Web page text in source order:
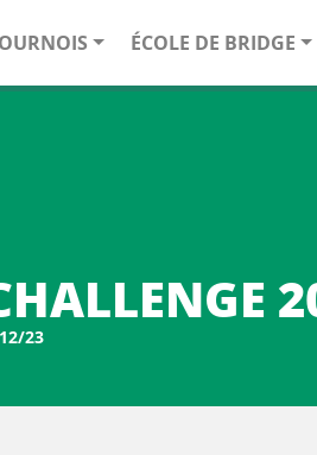
ÉCOLE DE BRIDGE
23